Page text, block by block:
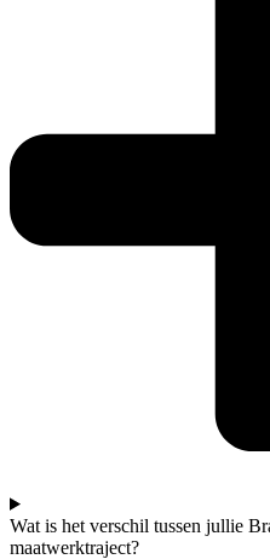
Wat is het verschil tussen jullie
maatwerktraject?